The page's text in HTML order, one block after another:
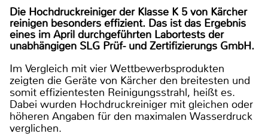
Die Hochdruckreiniger der Klasse K 5 von Kärcher
reinigen besonders effizient. Das ist das Ergebnis
eines im April durchgeführten Labortests der
unabhängigen SLG Prüf- und Zertifizierungs GmbH.
Im Vergleich mit vier Wettbewerbsprodukten
zeigten die Geräte von Kärcher den breitesten und
somit effizientesten Reinigungsstrahl, heißt es.
Dabei wurden Hochdruckreiniger mit gleichen oder
höheren Angaben für den maximalen Wasserdruck
verglichen.